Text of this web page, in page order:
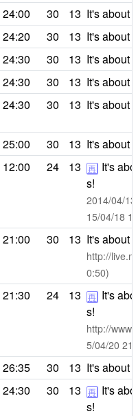
24:00 30 13 It's about
24:20 30 13 It's about
24:30 30 13 It's about
24:30 30 13 It's about
24:30 30 13 It's about
25:00 30 13 It's about
12:00 24 13 再 It's
s!
2014/04/
15/04/18
21:00 30 13 It's about
http://
0:50)
21:30 24 13 再 It's
s!
http://
5/04/20
26:35 30 13 It's about
24:30 30 13 再 It's
s!